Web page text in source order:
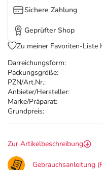
Darreichungsform:
Packungsgröße:
PZN/Art.Nr.:
Anbieter/Hersteller:
Marke/Präparat:
Grundpreis:
Sichere Zahlung
Geprüfter Shop
Zu meiner Favoriten-Liste
Zur Artikelbeschreibung
Gebrauchsanleitung